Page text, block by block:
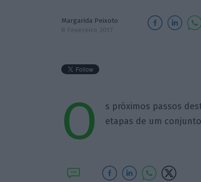
Margarida Peixoto
8 Fevereiro 2017
O
s próximos passos
etapas de um